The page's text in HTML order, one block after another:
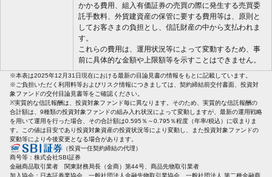
かかる費用、組入有価証券の売買の際に発生する売買委
託手数料、外貨建資産の保管に要する費用等は、原則と
してお客さまの負担とし、信託財産の中から支払われま
す。
これらの費用は、運用状況等によって変動するため、事
前に具体的な金額や上限額等を示すことはできません。
※本表は2025年12月31日現在における最新の目論見書の情報をもとに記載しています。
※ご負担いただく利用料等およびリスク情報につきましては、契約締結前交付書面、投資対
象ファンドの交付目論見書等をご確認ください。
※実質的な信託報酬は、投資対象ファンド毎に異なります。そのため、実質的な信託報酬の
合計額は、9種類の投資対象ファンドの組み入れ状況によって変動しますが、最新の運用戦略
を用いて運用を行った場合、その合計額は0.595％～0.795％程度（年率/税込）に収まりま
す。この値は目安であり投資対象資産の投資状況等により変動し、また投資対象ファンドの
変動等により今後変更となる場合があります。
（投資一任契約締結の代理）
商号等：株式会社SBI証券
金融商品取引業者 関東財務局長（金商）第44号、商品先物取引業者
加入協会：日本証券業協会、一般社団法人金融先物取引業協会、一般社団法人 第二種金融商